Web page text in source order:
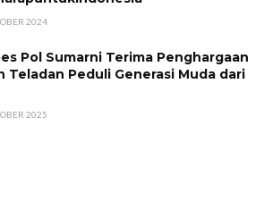
2024
Pol Sumarni Terima Penghargaan
Teladan Peduli Generasi Muda dari
2025